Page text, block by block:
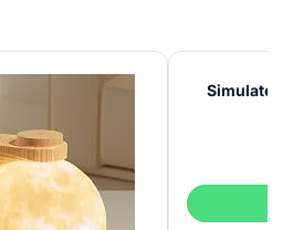
Simulateur